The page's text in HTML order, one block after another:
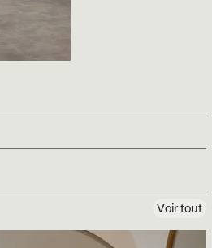
Voir tout